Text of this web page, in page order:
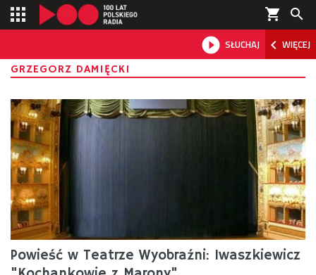
shopping_cart 
 SŁUCHAJ  WIĘCEJ

GRZEGORZ DAMIĘCKI
Powieść w Teatrze Wyobraźni: Iwaszkiewicz